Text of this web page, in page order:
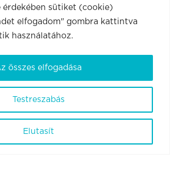
érdekében sütiket (cookie)
elfogadom" gombra kattintva
használatához.
Testreszabás
Elutasít
összes elfogadása